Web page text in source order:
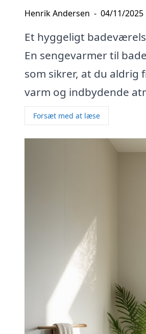
Henrik Andersen - 04/11/2025
Et hyggeligt
En sengevarmer til
som sikrer, at du aldrig
varm og indbydende
Forsæt med at læse